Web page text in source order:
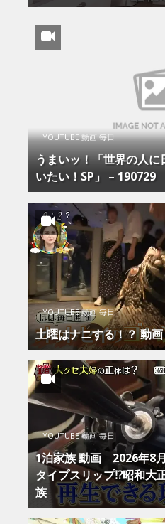
YOUTUBE 動画 毎日
うまいッ！「世界の人
いたい！SP」 – 190729
YOUTUBE 動画 毎日
土曜はナニする！？ 動
YOUTUBE 動画 毎日
1泊家族 動画 2026年8
タイプスリップ⁉昭和大
族